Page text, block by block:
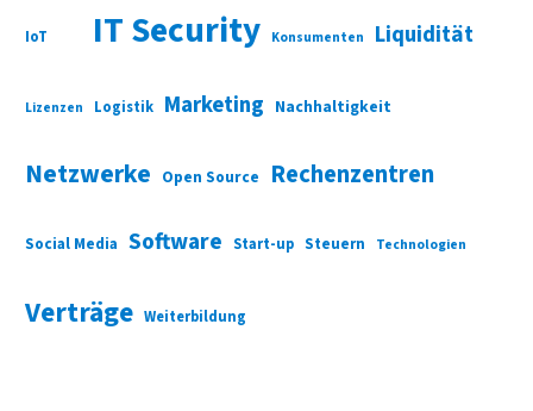
IoT IT Security Konsumenten Liquidität
Lizenzen Logistik Marketing Nachhaltigkeit
Netzwerke Open Source Rechenzentren
Social Media Software Start-up Steuern Technologien
Verträge Weiterbildung